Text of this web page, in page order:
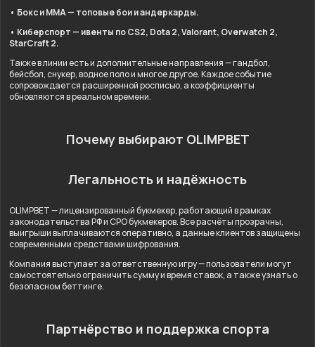
• Бокс и ММА — топовые бои и андеркарды.
• Киберспорт — ивенты по CS2, Dota 2, Valorant, Overwatch 2,
StarCraft 2.
Также в линии есть и дополнительные направления — гандбол,
бейсбол, снукер, водное поло и многое другое. Каждое событие
сопровождается расширенной росписью, а коэффициенты
обновляются в реальном времени.
Почему выбирают OLIMPBET
Легальность и надёжность
OLIMPBET — лицензированный букмекер, работающий в рамках
законодательства РФ и СРО букмекеров. Все расчёты прозрачны,
выигрыши выплачиваются оперативно, а данные клиентов защищены
современными средствами шифрования.
Компания выступает за ответственную игру — пользователи могут
самостоятельно ограничить сумму и время ставок, а также узнать о
безопасном беттинге.
Партнёрство и поддержка спорта